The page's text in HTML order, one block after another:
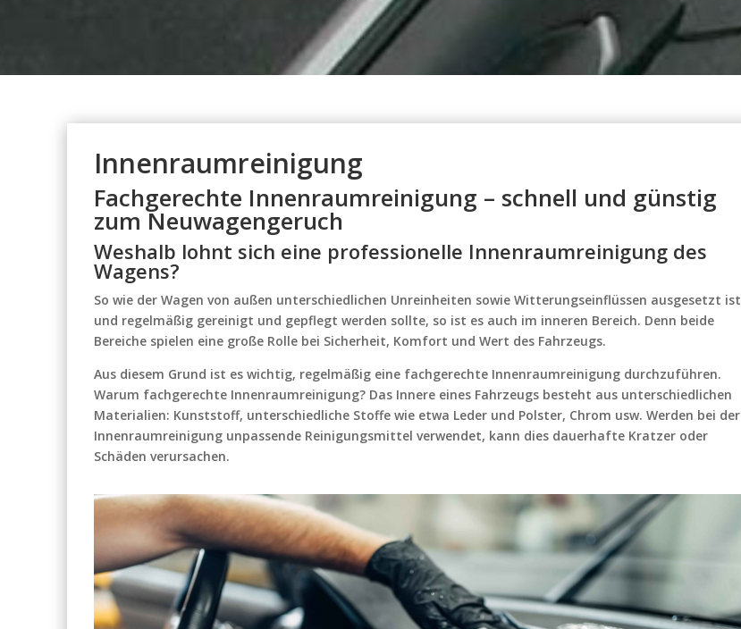
Innenraumreinigung
Fachgerechte Innenraumreinigung – schnell und günstig
zum Neuwagengeruch
Weshalb lohnt sich eine professionelle Innenraumreinigung des
Wagens?
So wie der Wagen von außen unterschiedlichen Unreinheiten sowie Witterungseinflüssen ausgesetzt ist
und regelmäßig gereinigt und gepflegt werden sollte, so ist es auch im inneren Bereich. Denn beide
Bereiche spielen eine große Rolle bei Sicherheit, Komfort und Wert des Fahrzeugs.
Aus diesem Grund ist es wichtig, regelmäßig eine fachgerechte Innenraumreinigung durchzuführen.
Warum fachgerechte Innenraumreinigung? Das Innere eines Fahrzeugs besteht aus unterschiedlichen
Materialien: Kunststoff, unterschiedliche Stoffe wie etwa Leder und Polster, Chrom usw. Werden bei der
Innenraumreinigung unpassende Reinigungsmittel verwendet, kann dies dauerhafte Kratzer oder
Schäden verursachen.